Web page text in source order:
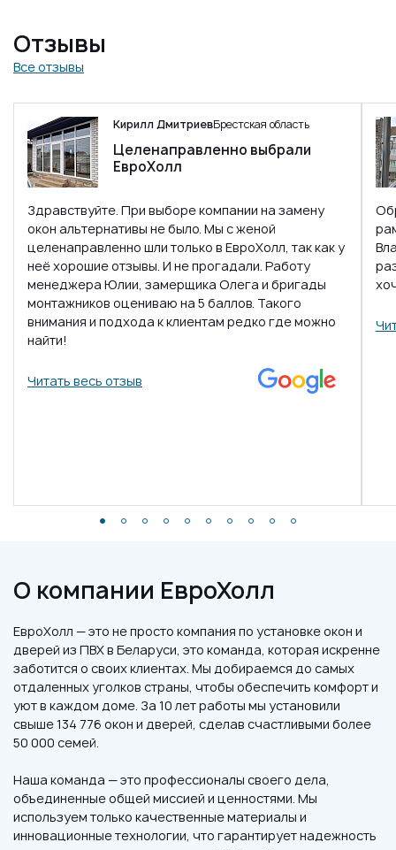
Отзывы
Все отзывы
Кирилл ДмитриевБрестская область
Целенаправленно выбрали
ЕвроХолл
Здравствуйте. При выборе компании на замену
окон альтернативы не было. Мы с женой
целенаправленно шли только в ЕвроХолл, так как у
неё хорошие отзывы. И не прогадали. Работу
менеджера Юлии, замерщика Олега и бригады
монтажников оцениваю на 5 баллов. Такого
внимания и подхода к клиентам редко где можно
найти!
Читать весь отзыв
О компании ЕвроХолл
ЕвроХолл — это не просто компания по установке окон и
дверей из ПВХ в Беларуси, это команда, которая искренне
заботится о своих клиентах. Мы добираемся до самых
отдаленных уголков страны, чтобы обеспечить комфорт и
уют в каждом доме. За 10 лет работы мы установили
свыше 134 776 окон и дверей, сделав счастливыми более
50 000 семей.
Наша команда — это профессионалы своего дела,
объединенные общей миссией и ценностями. Мы
используем только качественные материалы и
инновационные технологии, что гарантирует надежность